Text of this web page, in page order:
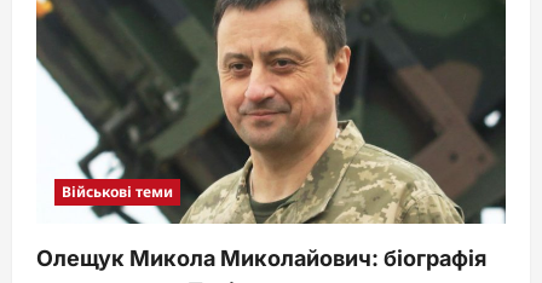
Військові теми
Олещук Микола Миколайович: біографія